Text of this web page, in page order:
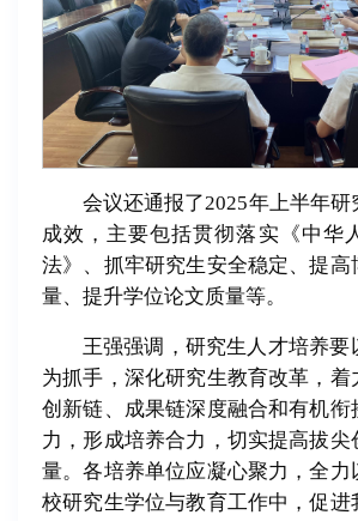
会议还通报了2025年上半年研
成效，主要包括贯彻落实 《中华
法》 、抓牢研究生安全稳定、提
量、提升学位论文质量等。
王强强调，研究生人才培养要
为抓手，深化研究生教育改革，着
创新链、成果链深度融合和有机衔
力，形成培养合力，切实提高拔尖
量。各培养单位应凝心聚力，全力
校研究生学位与教育工作中，促进